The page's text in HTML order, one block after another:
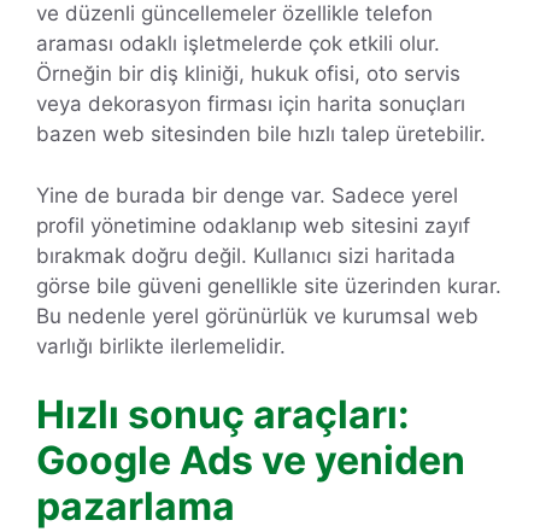
ve düzenli güncellemeler özellikle telefon
araması odaklı işletmelerde çok etkili olur.
Örneğin bir diş kliniği, hukuk ofisi, oto servis
veya dekorasyon firması için harita sonuçları
bazen web sitesinden bile hızlı talep üretebilir.
Yine de burada bir denge var. Sadece yerel
profil yönetimine odaklanıp web sitesini zayıf
bırakmak doğru değil. Kullanıcı sizi haritada
görse bile güveni genellikle site üzerinden kurar.
Bu nedenle yerel görünürlük ve kurumsal web
varlığı birlikte ilerlemelidir.
Hızlı sonuç araçları:
Google Ads ve yeniden
pazarlama